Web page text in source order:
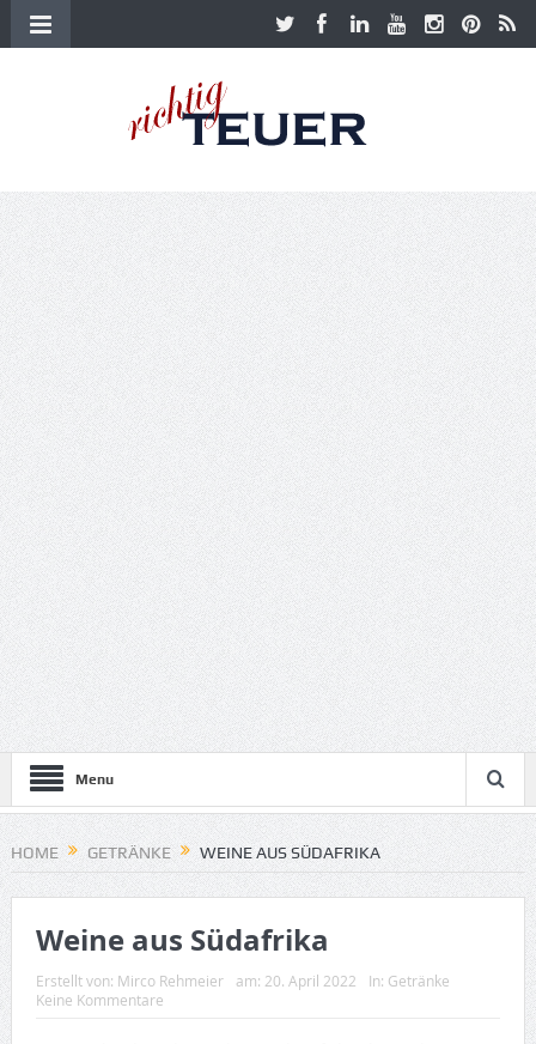
Menu
HOME GETRÄNKE WEINE AUS SÜDAFRIKA
Weine aus Südafrika
Erstellt von: Mirco Rehmeier am: 20. April 2022 In: Getränke
Keine Kommentare